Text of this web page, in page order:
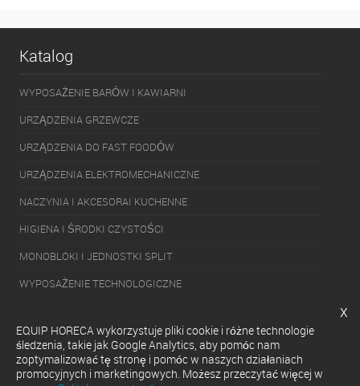
Katalog
WYPOSAŻENIE BARÓW I KAWIARNI
URZĄDZENIA GRZEWCZE
URZĄDZENIA DO FAST FOODÓW
URZĄDZENIA ELEKTROMECHANICZNE
NACZYNIA I AKCESORAI KUCHENNE
HIGIENA I ŚRODKI CZYSTOŚCI
MONOBLOKI I JEDNOSTKI SPLIT
WYPOSAŻENIE TECHNOLOGICZNE
URZĄDZENIA CHŁODNICZE
URZĄDZENIA DO SERWOWANIA GOTOWYCH DAŃ
x
EQUIP HORECA wykorzystuje pliki cookie i różne technologie
śledzenia, takie jak Google Analytics, aby pomóc nam
zoptymalizować tę stronę i pomóc w naszych działaniach
promocyjnych i marketingowych. Możesz przeczytać więcej w